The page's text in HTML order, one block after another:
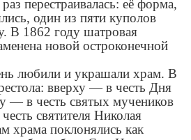
перестраивалась: её форма,
один из пяти куполов
В 1862 году шатровая
новой остроконечной
любили и украшали храм. В
вверху — в честь Дня
— в честь святых мучеников
святителя Николая
храма поклонялись как